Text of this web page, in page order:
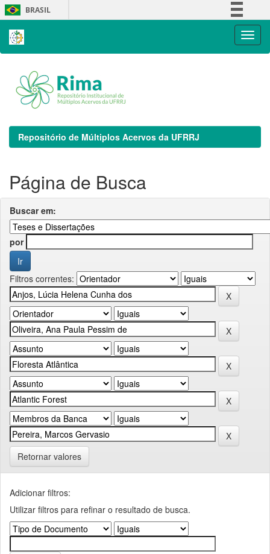
Skip
navigation
BRASIL
Repositório de Múltiplos Acervos da UFRRJ
Página de Busca
Buscar em:
por
Filtros correntes:
Retornar valores
Adicionar filtros:
Utilizar filtros para refinar o resultado de busca.